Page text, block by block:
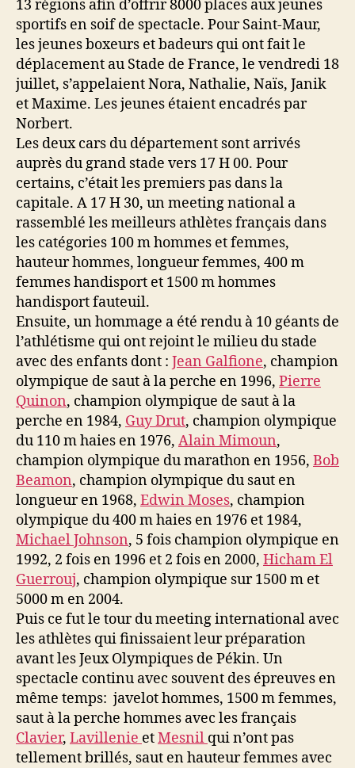
13 régions afin d’offrir 8000 places aux jeunes
sportifs en soif de spectacle. Pour Saint-Maur,
les jeunes boxeurs et badeurs qui ont fait le
déplacement au Stade de France, le vendredi 18
juillet, s’appelaient Nora, Nathalie, Naïs, Janik
et Maxime. Les jeunes étaient encadrés par
Norbert.
Les deux cars du département sont arrivés
auprès du grand stade vers 17 H 00. Pour
certains, c’était les premiers pas dans la
capitale. A 17 H 30, un meeting national a
rassemblé les meilleurs athlètes français dans
les catégories 100 m hommes et femmes,
hauteur hommes, longueur femmes, 400 m
femmes handisport et 1500 m hommes
handisport fauteuil.
Ensuite, un hommage a été rendu à 10 géants de
l’athlétisme qui ont rejoint le milieu du stade
avec des enfants dont : Jean Galfione, champion
olympique de saut à la perche en 1996, Pierre
Quinon, champion olympique de saut à la
perche en 1984, Guy Drut, champion olympique
du 110 m haies en 1976, Alain Mimoun,
champion olympique du marathon en 1956, Bob
Beamon, champion olympique du saut en
longueur en 1968, Edwin Moses, champion
olympique du 400 m haies en 1976 et 1984,
Michael Johnson, 5 fois champion olympique en
1992, 2 fois en 1996 et 2 fois en 2000, Hicham El
Guerrouj, champion olympique sur 1500 m et
5000 m en 2004.
Puis ce fut le tour du meeting international avec
les athlètes qui finissaient leur préparation
avant les Jeux Olympiques de Pékin. Un
spectacle continu avec souvent des épreuves en
même temps: javelot hommes, 1500 m femmes,
saut à la perche hommes avec les français
Clavier, Lavillenie etMesnil qui n’ont pas
tellement brillés, saut en hauteur femmes avec